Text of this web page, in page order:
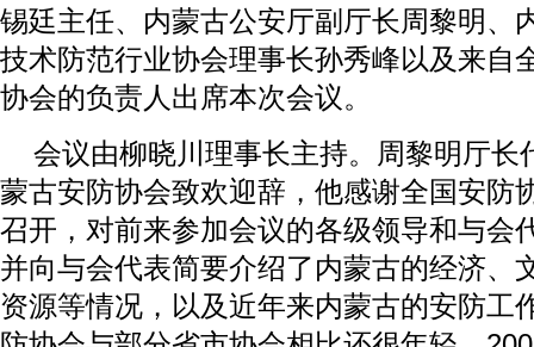
锡廷主任、内蒙古公安厅副厅长周黎明、
技术防范行业协会理事长孙秀峰以及来自
协会的负责人出席本次会议。
会议由柳晓川理事长主持。周黎明厅长
蒙古安防协会致欢迎辞，他感谢全国安防
召开，对前来参加会议的各级领导和与会
并向与会代表简要介绍了内蒙古的经济、
资源等情况，以及近年来内蒙古的安防工